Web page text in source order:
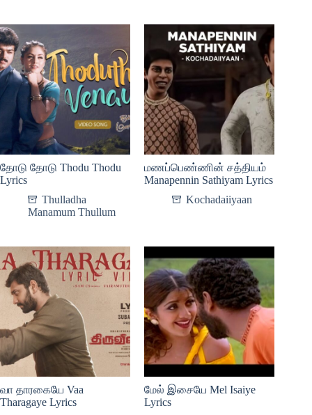
தோடு தோடு Thodu Thodu
Lyrics
Thulladha
Manamum Thullum
மணப்பெண்ணின் சத்தியம்
Manapennin Sathiyam Lyrics
Kochadaiiyaan
வா தாரகையே Vaa
Tharagaye Lyrics
மேல் இசையே Mel Isaiye
Lyrics